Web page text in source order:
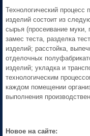
Технологический процесс
изделий состоит из
сырья (просеивание муки,
замес теста, разделка
изделий; расстойка,
отделочных
изделий; укладка и
технологическим
каждом помещении
выполнения
Новое на сайте: